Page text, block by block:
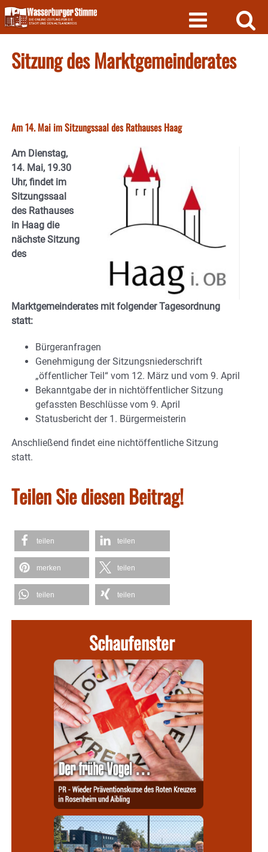
Skip
to
content
Sitzung des Marktgemeinderates
Am 14. Mai im Sitzungssaal des Rathauses Haag
Am Dienstag,
14. Mai, 19.30
Uhr, findet im
Sitzungssaal
des Rathauses
in Haag die
nächste Sitzung
des
Marktgemeinderates mit folgender Tagesordnung
statt:
Bürgeranfragen
Genehmigung der Sitzungsniederschrift
„öffentlicher Teil“ vom 12. März und vom 9. April
Bekanntgabe der in nichtöffentlicher Sitzung
gefassten Beschlüsse vom 9. April
Statusbericht der 1. Bürgermeisterin
Anschließend findet eine nichtöffentliche Sitzung
statt.
Teilen Sie diesen Beitrag!
teilen teilen
merken teilen
teilen teilen
Schaufenster